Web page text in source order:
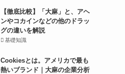
【徹底比較】「大麻」と、アヘ
ンやコカインなどの他のドラッ
グの違いを解説
基礎知識
Cookiesとは。アメリカで最も
熱いブランド｜大麻の企業分析